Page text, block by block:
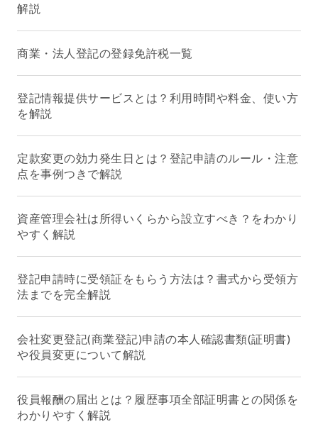
解説
商業・法人登記の登録免許税一覧
登記情報提供サービスとは？利用時間や料金、使い方
を解説
定款変更の効力発生日とは？登記申請のルール・注意
点を事例つきで解説
資産管理会社は所得いくらから設立すべき？をわかり
やすく解説
登記申請時に受領証をもらう方法は？書式から受領方
法までを完全解説
会社変更登記(商業登記)申請の本人確認書類(証明書)
や役員変更について解説
役員報酬の届出とは？履歴事項全部証明書との関係を
わかりやすく解説